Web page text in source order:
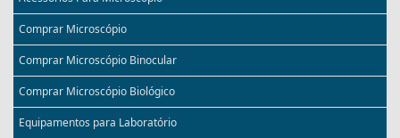
Comprar Microscópio
Comprar Microscópio Binocular
Comprar Microscópio Biológico
Equipamentos para Laboratório